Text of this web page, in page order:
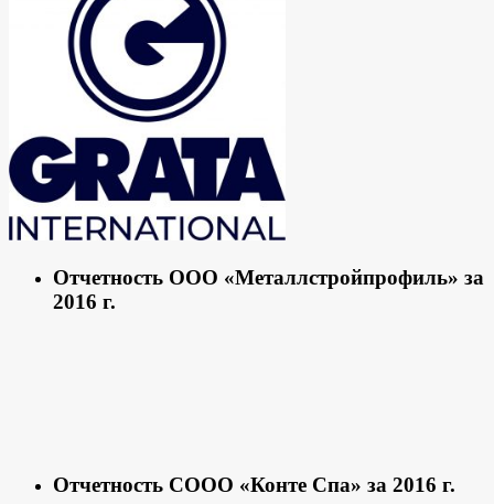
Отчетность ООО «Металлстройпрофиль» за
2016 г.
Отчетность СООО «Конте Спа» за 2016 г.